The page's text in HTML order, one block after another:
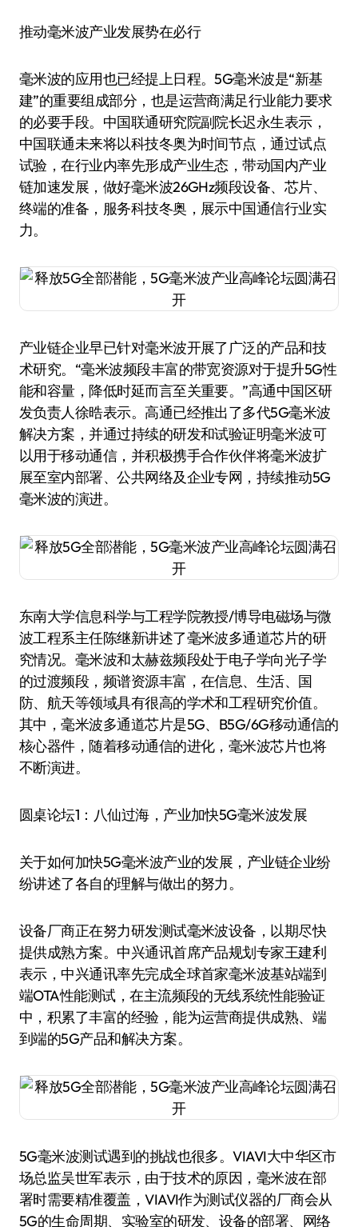
推动毫米波产业发展势在必行
毫米波的应用也已经提上日程。5G毫米波是“新基
建”的重要组成部分，也是运营商满足行业能力要求
的必要手段。中国联通研究院副院长迟永生表示，
中国联通未来将以科技冬奥为时间节点，通过试点
试验，在行业内率先形成产业生态，带动国内产业
链加速发展，做好毫米波26GHz频段设备、芯片、
终端的准备，服务科技冬奥，展示中国通信行业实
力。
产业链企业早已针对毫米波开展了广泛的产品和技
术研究。“毫米波频段丰富的带宽资源对于提升5G性
能和容量，降低时延而言至关重要。”高通中国区研
发负责人徐晧表示。高通已经推出了多代5G毫米波
解决方案，并通过持续的研发和试验证明毫米波可
以用于移动通信，并积极携手合作伙伴将毫米波扩
展至室内部署、公共网络及企业专网，持续推动5G
毫米波的演进。
东南大学信息科学与工程学院教授/博导电磁场与微
波工程系主任陈继新讲述了毫米波多通道芯片的研
究情况。毫米波和太赫兹频段处于电子学向光子学
的过渡频段，频谱资源丰富，在信息、生活、国
防、航天等领域具有很高的学术和工程研究价值。
其中，毫米波多通道芯片是5G、B5G/6G移动通信的
核心器件，随着移动通信的进化，毫米波芯片也将
不断演进。
圆桌论坛1：八仙过海，产业加快5G毫米波发展
关于如何加快5G毫米波产业的发展，产业链企业纷
纷讲述了各自的理解与做出的努力。
设备厂商正在努力研发测试毫米波设备，以期尽快
提供成熟方案。中兴通讯首席产品规划专家王建利
表示，中兴通讯率先完成全球首家毫米波基站端到
端OTA性能测试，在主流频段的无线系统性能验证
中，积累了丰富的经验，能为运营商提供成熟、端
到端的5G产品和解决方案。
5G毫米波测试遇到的挑战也很多。VIAVI大中华区市
场总监吴世军表示，由于技术的原因，毫米波在部
署时需要精准覆盖，VIAVI作为测试仪器的厂商会从
5G的生命周期、实验室的研发、设备的部署、网络